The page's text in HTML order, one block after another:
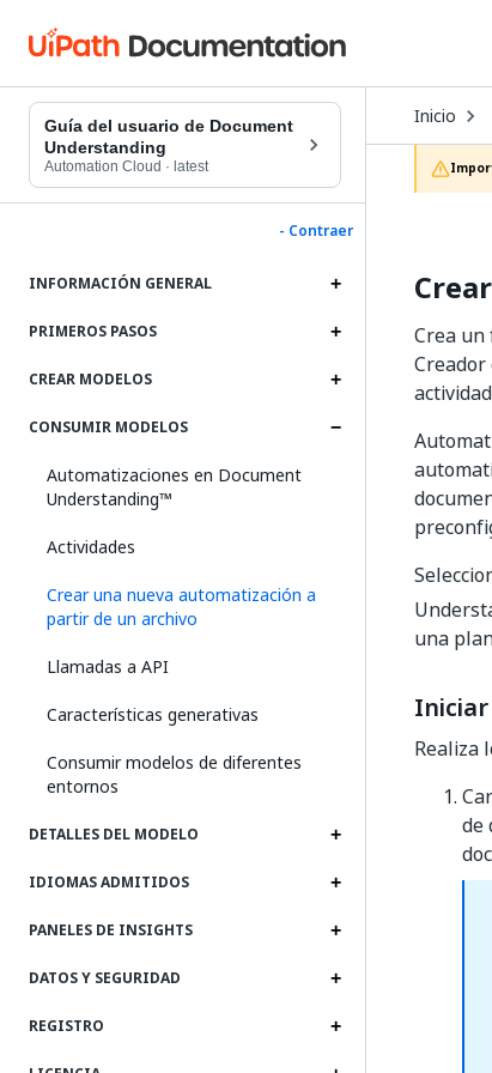
Guía del usuario de Document
Understanding
Automation Cloud · latest
- Contraer
INFORMACIÓN GENERAL
PRIMEROS PASOS
CREAR MODELOS
CONSUMIR MODELOS
Automatizaciones en Document
Understanding™
Actividades
Crear una nueva automatización a
partir de un archivo
Llamadas a API
Características generativas
Consumir modelos de diferentes
entornos
DETALLES DEL MODELO
IDIOMAS ADMITIDOS
PANELES DE INSIGHTS
DATOS Y SEGURIDAD
REGISTRO
Inicio
Crea un
una
Realiza
de